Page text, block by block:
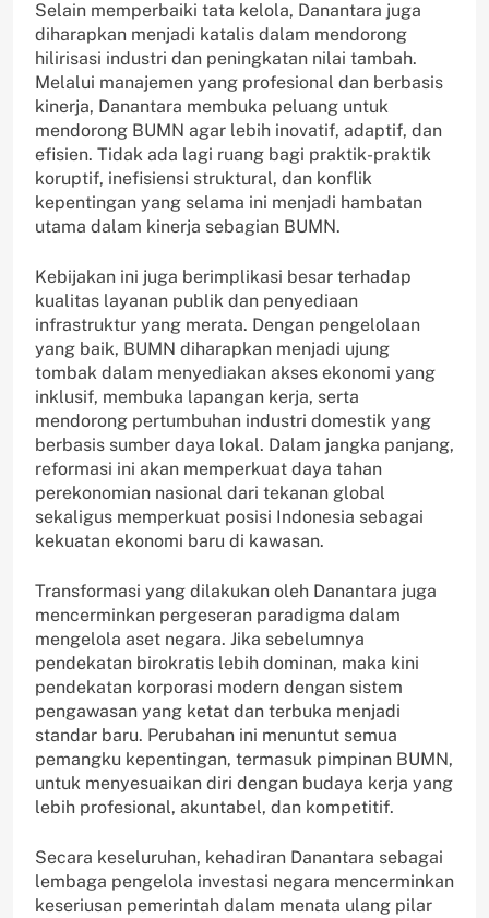
Selain memperbaiki tata kelola, Danantara juga
diharapkan menjadi katalis dalam mendorong
hilirisasi industri dan peningkatan nilai tambah.
Melalui manajemen yang profesional dan berbasis
kinerja, Danantara membuka peluang untuk
mendorong BUMN agar lebih inovatif, adaptif, dan
efisien. Tidak ada lagi ruang bagi praktik-praktik
koruptif, inefisiensi struktural, dan konflik
kepentingan yang selama ini menjadi hambatan
utama dalam kinerja sebagian BUMN.
Kebijakan ini juga berimplikasi besar terhadap
kualitas layanan publik dan penyediaan
infrastruktur yang merata. Dengan pengelolaan
yang baik, BUMN diharapkan menjadi ujung
tombak dalam menyediakan akses ekonomi yang
inklusif, membuka lapangan kerja, serta
mendorong pertumbuhan industri domestik yang
berbasis sumber daya lokal. Dalam jangka panjang,
reformasi ini akan memperkuat daya tahan
perekonomian nasional dari tekanan global
sekaligus memperkuat posisi Indonesia sebagai
kekuatan ekonomi baru di kawasan.
Transformasi yang dilakukan oleh Danantara juga
mencerminkan pergeseran paradigma dalam
mengelola aset negara. Jika sebelumnya
pendekatan birokratis lebih dominan, maka kini
pendekatan korporasi modern dengan sistem
pengawasan yang ketat dan terbuka menjadi
standar baru. Perubahan ini menuntut semua
pemangku kepentingan, termasuk pimpinan BUMN,
untuk menyesuaikan diri dengan budaya kerja yang
lebih profesional, akuntabel, dan kompetitif.
Secara keseluruhan, kehadiran Danantara sebagai
lembaga pengelola investasi negara mencerminkan
keseriusan pemerintah dalam menata ulang pilar